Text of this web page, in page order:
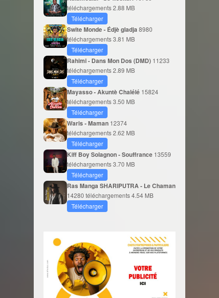
téléchargements2.88 MB
Télécharger
Swite Monde - Édjè gladja 8980
téléchargements3.81 MB
Télécharger
Rahimi - Dans Mon Dos (DMD) 11233
téléchargements2.89 MB
Télécharger
Mayasso - Akuntè Chalélé 15824
téléchargements3.50 MB
Télécharger
Waris - Maman 12374
téléchargements2.62 MB
Télécharger
Kiff Boy Solagnon - Souffrance 13559
téléchargements3.70 MB
Télécharger
Ras Manga SHARIPUTRA - Le Chaman
14280 téléchargements4.54 MB
Télécharger